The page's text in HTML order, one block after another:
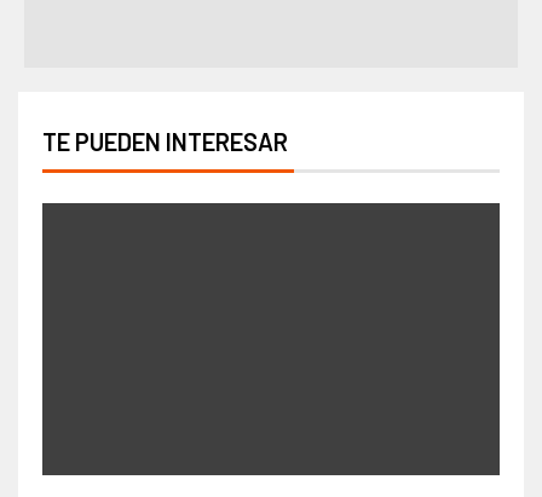
TE PUEDEN INTERESAR